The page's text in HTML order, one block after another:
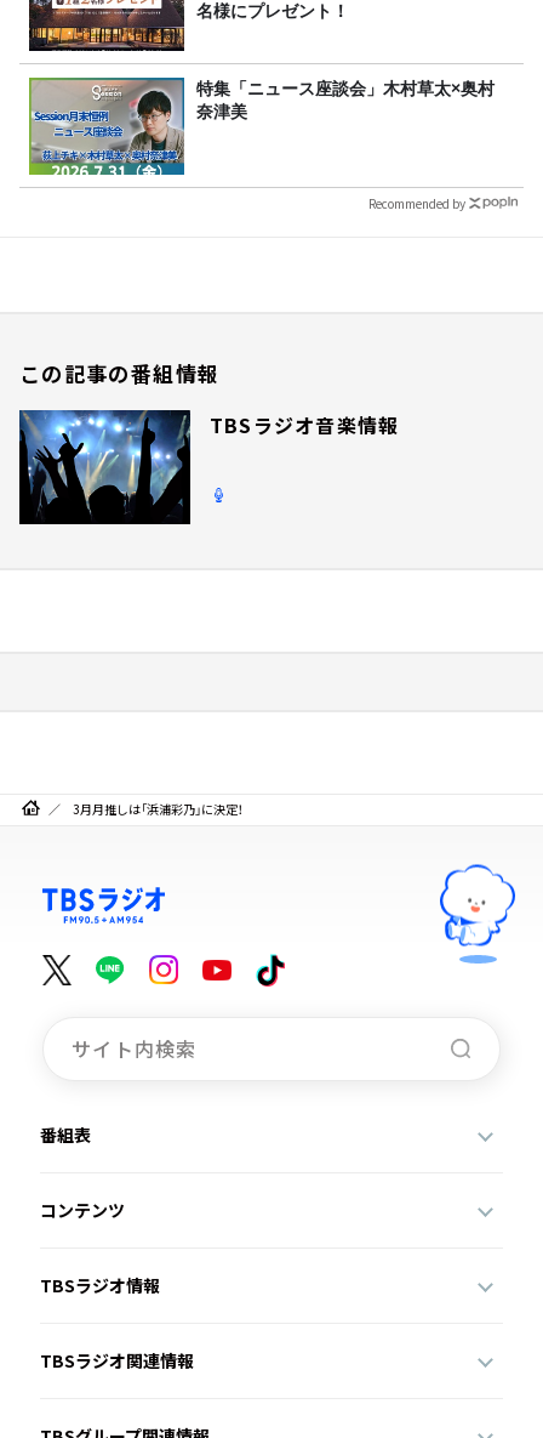
名様にプレゼント！
特集「ニュース座談会」木村草太×奥村
奈津美
Recommended by
この記事の番組情報
TBSラジオ音楽情報
3月月推しは「浜浦彩乃」に決定！
番組表
コンテンツ
TBSラジオ情報
TBSラジオ関連情報